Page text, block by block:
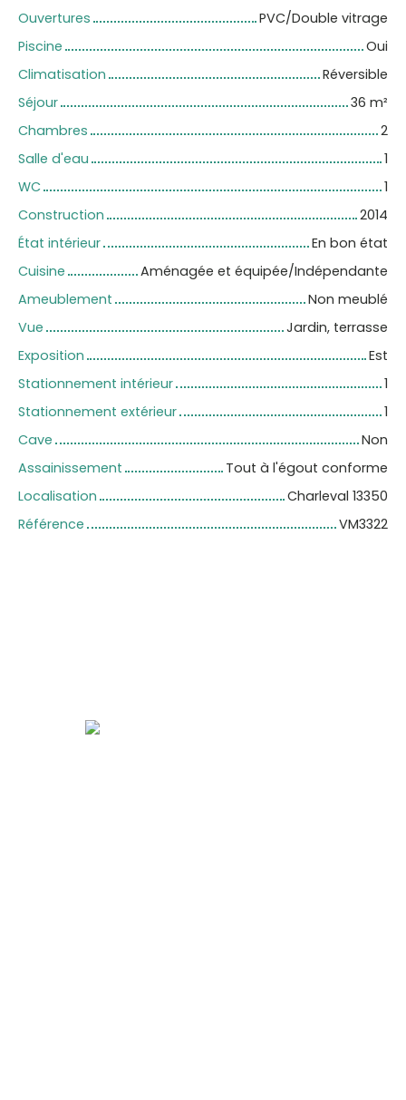
Ouvertures
PVC/Double vitrage
Piscine
Oui
Climatisation
Réversible
Séjour
36 m²
Chambres
2
Salle d'eau
1
WC
1
Construction
2014
État intérieur
En bon état
Cuisine
Aménagée et équipée/Indépendante
Ameublement
Non meublé
Vue
Jardin, terrasse
Exposition
Est
Stationnement intérieur
1
Stationnement extérieur
1
Cave
Non
Assainissement
Tout à l'égout conforme
Localisation
Charleval 13350
Référence
VM3322